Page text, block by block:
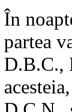
În
partea
D.B.C.,